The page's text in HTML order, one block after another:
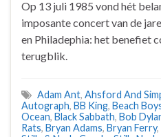
Op 13 juli 1985 vond hét
imposante concert van de
en Philadephia: het benefiet
terugblik.
Adam Ant, Ahsford And
Autograph, BB King, Beach
Ocean, Black Sabbath, Bob
Rats, Bryan Adams, Bryan Ferry,